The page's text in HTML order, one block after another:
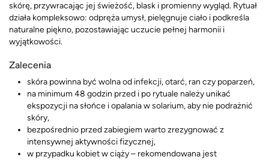
skórę, przywracając jej świeżość, blask i promienny wygląd. Rytuał
działa kompleksowo: odpręża umysł, pielęgnuje ciało i podkreśla
naturalne piękno, pozostawiając uczucie pełnej harmonii i
wyjątkowości.
Zalecenia
skóra powinna być wolna od infekcji, otarć, ran czy poparzeń,
na minimum 48 godzin przed i po rytuale należy unikać
ekspozycji na słońce i opalania w solarium, aby nie podrażnić
skóry,
bezpośrednio przed zabiegiem warto zrezygnować z
intensywnej aktywności fizycznej,
w przypadku kobiet w ciąży – rekomendowana jest